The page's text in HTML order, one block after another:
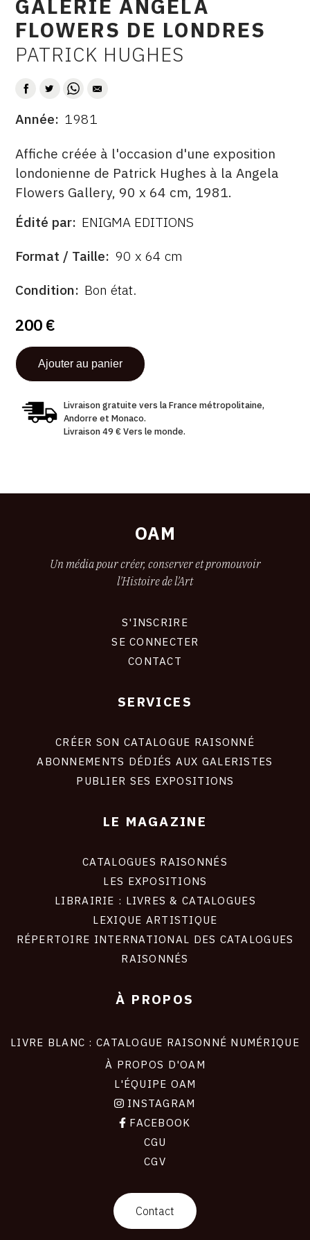
CONTACT
CGU
INSTAGRAM
FACEBOOK
TWITTER
GALERIE ANGELA
FLOWERS DE LONDRES
AUTEUR
PATRICK HUGHES
DATE
Année 1981
DESCRITPTION
Affiche créée à l'occasion d'une exposition
londonienne de Patrick Hughes à la Angela
Flowers Gallery, 90 x 64 cm, 1981.
ÉDITÉ
Édité par ENIGMA EDITIONS
FORMAT
Format / Taille 90 x 64 cm
ÉTAT
Condition Bon état.
200 €
Livraison gratuite vers la France métropolitaine,
Andorre et Monaco.
Livraison 49 € Vers le monde.
OAM
Un média pour créer, conserver et promouvoir
l'Histoire de l'Art
S'INSCRIRE
SE CONNECTER
CONTACT
SERVICES
CRÉER SON CATALOGUE RAISONNÉ
ABONNEMENTS DÉDIÉS AUX GALERISTES
PUBLIER SES EXPOSITIONS
LE MAGAZINE
CATALOGUES RAISONNÉS
LES EXPOSITIONS
LIBRAIRIE : LIVRES & CATALOGUES
LEXIQUE ARTISTIQUE
RÉPERTOIRE INTERNATIONAL DES CATALOGUES
RAISONNÉS
À PROPOS
LIVRE BLANC : CATALOGUE RAISONNÉ NUMÉRIQUE
À PROPOS D'OAM
L'ÉQUIPE OAM
INSTAGRAM
FACEBOOK
CGU
CGV
Contact